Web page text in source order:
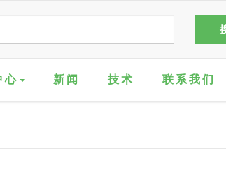
心 新闻 技术 联系我们